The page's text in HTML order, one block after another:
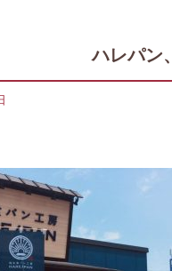
ハレパン